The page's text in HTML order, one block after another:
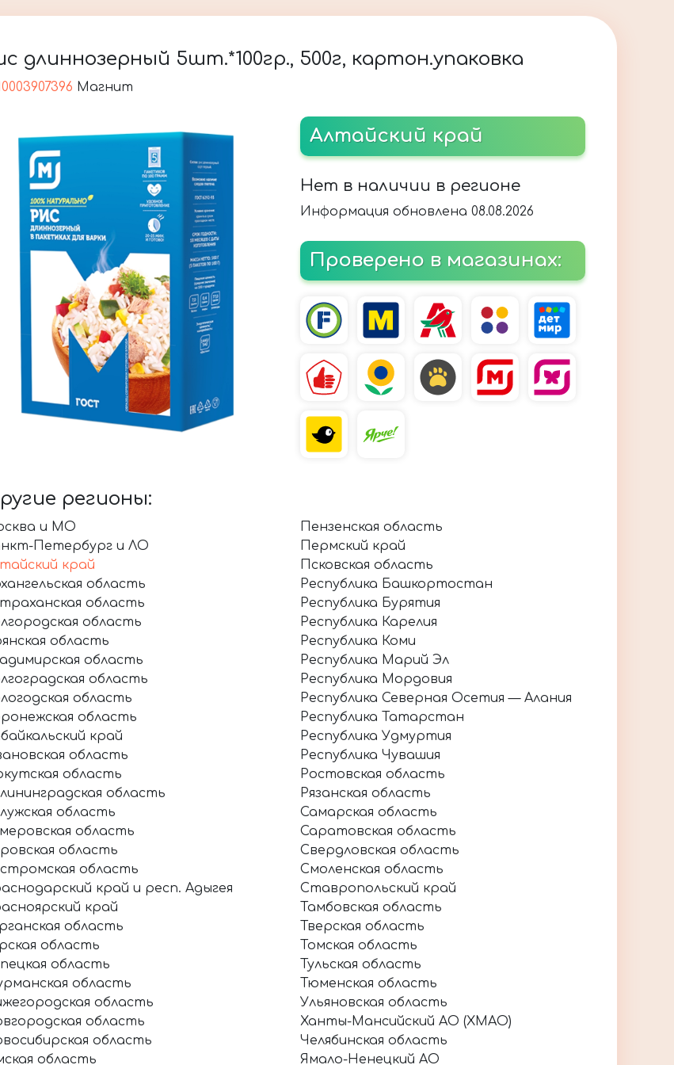
длиннозерный 5шт.*100гр., 500г, картон.упаковка
Магнит
Алтайский край
Нет в наличии в регионе
Информация обновлена 08.08.2026
Проверено в магазинах:
регионы:
и МО
Петербург и ЛО
край
область
область
область
область
область
область
область
область
край
область
область
область
область
область
область
область
край и респ. Адыгея
край
область
область
область
область
область
область
область
область
Пензенская область
Пермский край
Псковская область
Республика Башкортостан
Республика Бурятия
Республика Карелия
Республика Коми
Республика Марий Эл
Республика Мордовия
Республика Северная Осетия — Алания
Республика Татарстан
Республика Удмуртия
Республика Чувашия
Ростовская область
Рязанская область
Самарская область
Саратовская область
Свердловская область
Смоленская область
Ставропольский край
Тамбовская область
Тверская область
Томская область
Тульская область
Тюменская область
Ульяновская область
Ханты-Мансийский АО (ХМАО)
Челябинская область
Ямало-Ненецкий АО